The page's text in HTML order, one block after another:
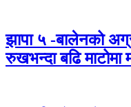
झापा ५ -बालेनको
रुखभन्दा बढि माटोमा